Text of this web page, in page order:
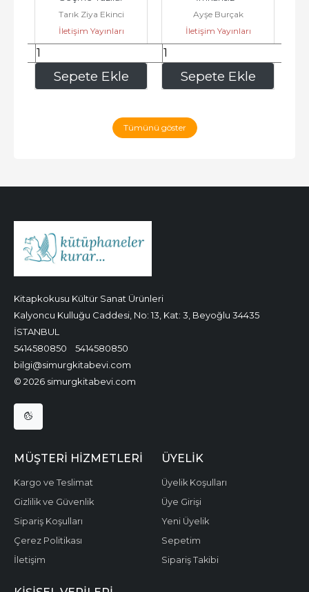
Sepete Ekle
Tarık Ziya Ekinci
İletişim Yayınları
284,90 Sepete Ekle
Ayşe Burçak
İletişim Yayınları
281,20
Tümünü göster
Kitapkokusu Kültür Sanat Ürünleri
Kalyoncu Kulluğu Caddesi, No: 13, Kat: 3, Beyoğlu 34435
İSTANBUL
5414580850
5414580850
bilgi@simurgkitabevi.com
© 2026 simurgkitabevi.com
MÜŞTERI HIZMETLERI
Kargo ve Teslimat
Gizlilik ve Güvenlik
Sipariş Koşulları
Çerez Politikası
İletişim
ÜYELIK
Üyelik Koşulları
Üye Girişi
Yeni Üyelik
Sepetim
Sipariş Takibi